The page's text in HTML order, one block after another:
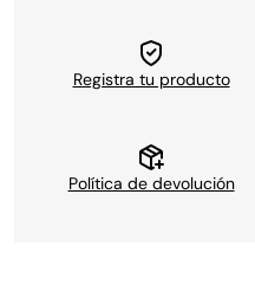
Registra tu producto
Política de devolución